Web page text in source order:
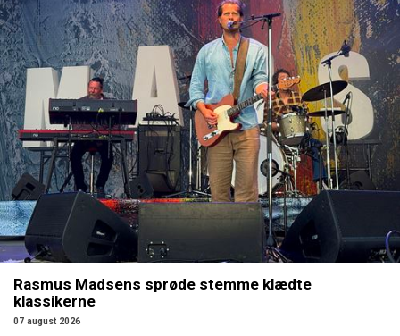
Rasmus Madsens sprøde stemme klædte
klassikerne
07 august 2026